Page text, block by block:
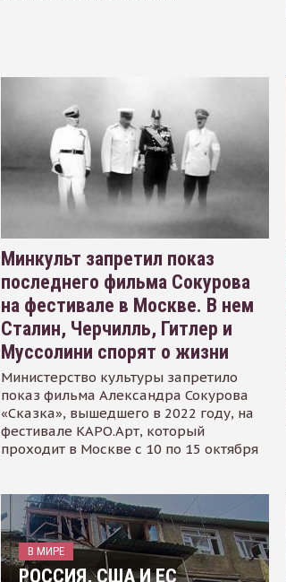
Минкульт запретил показ
последнего фильма Сокурова
на фестивале в Москве. В нем
Сталин, Черчилль, Гитлер и
Муссолини спорят о жизни
Министерство культуры запретило
показ фильма Александра Сокурова
«Сказка», вышедшего в 2022 году, на
фестивале КАРО.Арт, который
проходит в Москве с 10 по 15 октября
В МИРЕ
РОССИЯ, США И ЕС